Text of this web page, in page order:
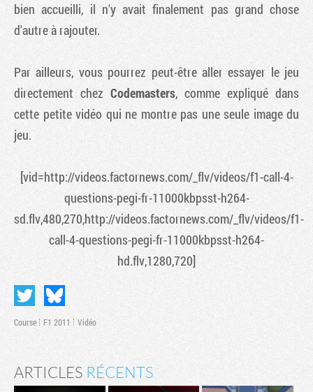
bien accueilli, il n'y avait finalement pas grand chose
d'autre à rajouter.
Par ailleurs, vous pourrez peut-être aller essayer le jeu
directement chez Codemasters, comme expliqué dans
cette petite vidéo qui ne montre pas une seule image du
jeu.
[vid=http://videos.factornews.com/_flv/videos/f1-call-4-
questions-pegi-fr-11000kbpsst-h264-
sd.flv,480,270,http://videos.factornews.com/_flv/videos/f1-
call-4-questions-pegi-fr-11000kbpsst-h264-
hd.flv,1280,720]
Course F1 2011 Vidéo
ARTICLES RÉCENTS